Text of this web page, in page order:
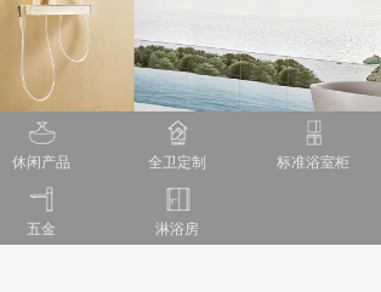
休闲产品 全卫定制 标准浴室柜
五金 淋浴房